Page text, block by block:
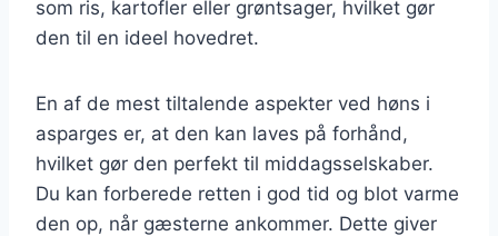
som ris, kartofler eller grøntsager, hvilket gør
den til en ideel hovedret.
En af de mest tiltalende aspekter ved høns i
asparges er, at den kan laves på forhånd,
hvilket gør den perfekt til middagsselskaber.
Du kan forberede retten i god tid og blot varme
den op, når gæsterne ankommer. Dette giver